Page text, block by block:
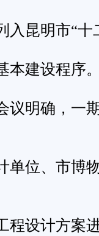
入昆明市“十
本建设程序
议明确，一
单位、市博
程设计方案